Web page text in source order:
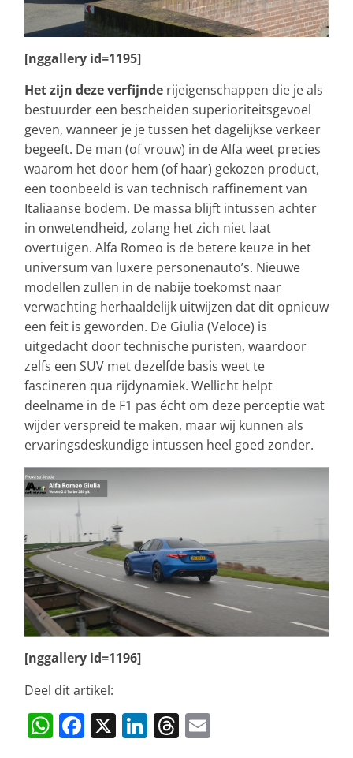
[nggallery id=1195]
Het zijn deze verfijnde rijeigenschappen die je als
bestuurder een bescheiden superioriteitsgevoel
geven, wanneer je je tussen het dagelijkse verkeer
begeeft. De man (of vrouw) in de Alfa weet precies
waarom het door hem (of haar) gekozen product,
een toonbeeld is van technisch raffinement van
Italiaanse bodem. De massa blijft intussen achter
in onwetendheid, zolang het zich niet laat
overtuigen. Alfa Romeo is de betere keuze in het
universum van luxere personenauto’s. Nieuwe
modellen zullen in de nabije toekomst naar
verwachting herhaaldelijk uitwijzen dat dit opnieuw
een feit is geworden. De Giulia (Veloce) is
uitgedacht door technische puristen, waardoor
zelfs een SUV met dezelfde basis weet te
fascineren qua rijdynamiek. Wellicht helpt
deelname in de F1 pas écht om deze perceptie wat
wijder verspreid te maken, maar wij kunnen als
ervaringsdeskundige intussen heel goed zonder.
[nggallery id=1196]
Deel dit artikel:
W F X Li T